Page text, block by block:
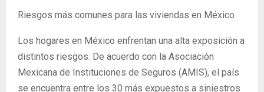
Riesgos más comunes para las viviendas en México
Los hogares en México enfrentan una alta exposición a
distintos riesgos. De acuerdo con la Asociación
Mexicana de Instituciones de Seguros (AMIS), el país
se encuentra entre los 30 más expuestos a siniestros